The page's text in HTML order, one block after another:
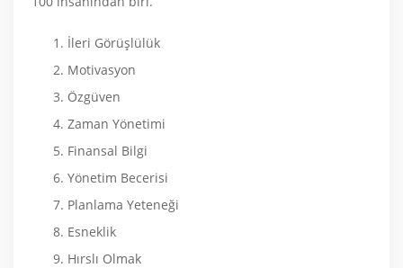
İleri Görüşlülük
Motivasyon
Özgüven
Zaman Yönetimi
Finansal Bilgi
Yönetim Becerisi
Planlama Yeteneği
Esneklik
Hırslı Olmak